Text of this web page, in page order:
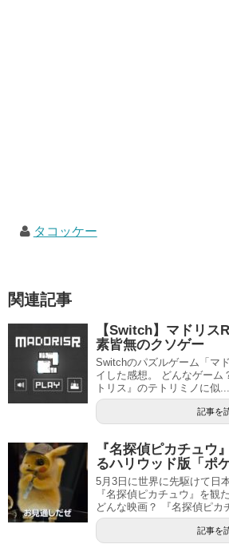
タコッケー
関連記事
【Switch】マドリス
素皆無のクソゲー
Switchのパズルゲーム「マ
イした感想。 どんなゲーム
トリス』のテトリミノに似...
記事を
『名探偵ピカチュウ
るハリウッド版「ポ
5月3日に世界に先駆けて日
『名探偵ピカチュウ』を観
どんな映画？ 『名探偵ピカ
記事を